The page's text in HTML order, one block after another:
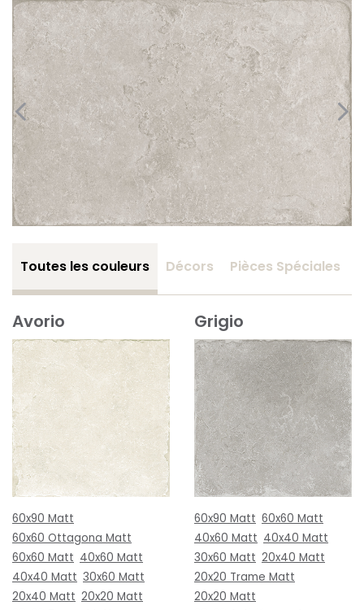
Toutes les couleurs Décors Pièces Spéciales
Avorio
60x90 Matt
60x60 Ottagona Matt
60x60 Matt 40x60 Matt
40x40 Matt 30x60 Matt
20x40 Matt 20x20 Matt
Grigio
60x90 Matt 60x60 Matt
40x60 Matt 40x40 Matt
30x60 Matt 20x40 Matt
20x20 Trame Matt
20x20 Matt